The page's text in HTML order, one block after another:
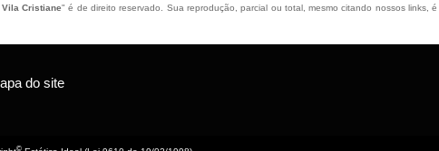
Vila Cristiane" é de direito reservado. Sua reprodução, parcial ou total, mesmo citando nossos
do site
©